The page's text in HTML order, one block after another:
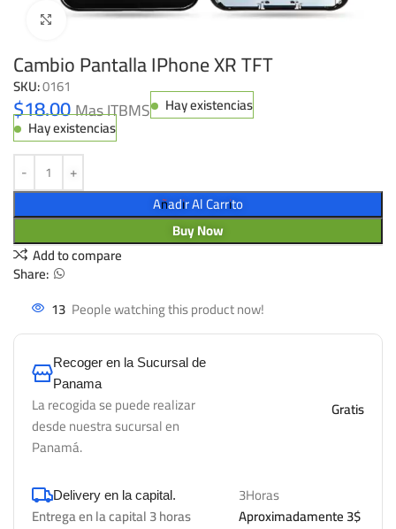
Click to enlarge
Cambio Pantalla IPhone XR TFT
SKU:0161
$18.00Mas ITBMS
Hay existencias
Hay existencias
Añadir Al Carrito
Buy Now
Add to compare
Share:
13 People watching this product now!
Recoger en la Sucursal de
Panama
La recogida se puede realizar
desde nuestra sucursal en
Panamá.
Gratis
Delivery en la capital.
Entrega en la capital 3 horas
3Horas
Aproximadamente 3$